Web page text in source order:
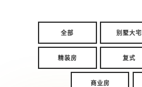
全部 别墅大宅
精装房 复式
商业房